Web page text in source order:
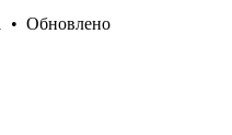
• Обновлено